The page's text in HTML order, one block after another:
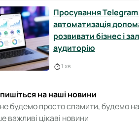
Просування
автоматизація
розвивати бізнес і
аудиторію
1 хв
на наші новини
будемо просто спамити, будемо
важливі цікаві новини